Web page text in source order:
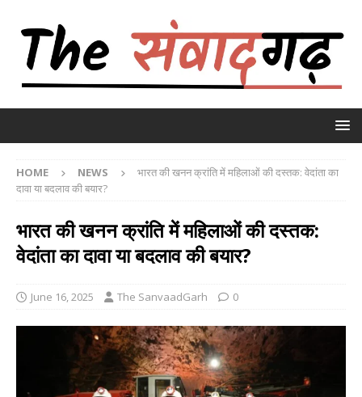
HOME NEWS
भारत की खनन क्रांति में महिलाओं की दस्तक: वेदांता का
दावा या बदलाव की बयार?
भारत की खनन क्रांति में महिलाओं की दस्तक:
वेदांता का दावा या बदलाव की बयार?
June 16, 2025 The SanvaadGarh 0